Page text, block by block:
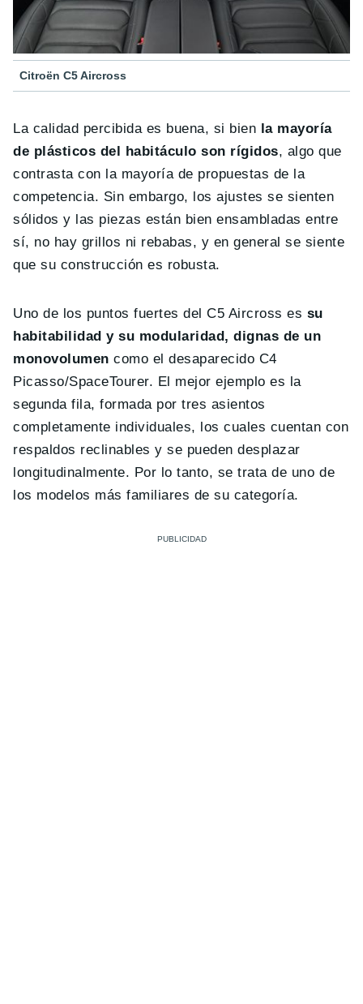
Citroën C5 Aircross
La calidad percibida es buena, si bien la mayoría
de plásticos del habitáculo son rígidos, algo que
contrasta con la mayoría de propuestas de la
competencia. Sin embargo, los ajustes se sienten
sólidos y las piezas están bien ensambladas entre
sí, no hay grillos ni rebabas, y en general se siente
que su construcción es robusta.
Uno de los puntos fuertes del C5 Aircross es su
habitabilidad y su modularidad, dignas de un
monovolumen como el desaparecido C4
Picasso/SpaceTourer. El mejor ejemplo es la
segunda fila, formada por tres asientos
completamente individuales, los cuales cuentan con
respaldos reclinables y se pueden desplazar
longitudinalmente. Por lo tanto, se trata de uno de
los modelos más familiares de su categoría.